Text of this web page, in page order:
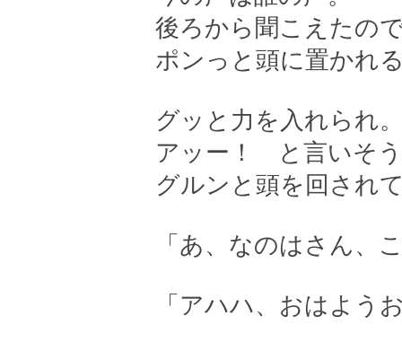
後ろから聞こえたの
ポンっと頭に置かれ
グッと力を入れられ
アッー！ と言いそ
グルンと頭を回され
「あ、なのはさん、
「アハハ、おはよう